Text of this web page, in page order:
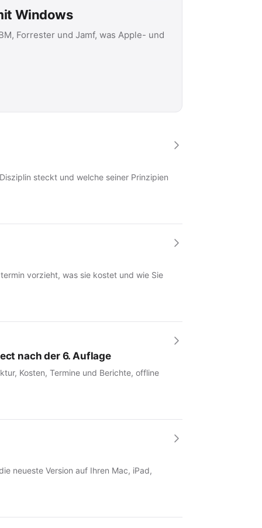
Windows
Forrester und Jamf, was Apple- und
steckt und welche seiner Prinzipien
vorzieht, was sie kostet und wie Sie
nach der 6. Auflage
Kosten, Termine und Berichte, offline
neueste Version auf Ihren Mac, iPad,